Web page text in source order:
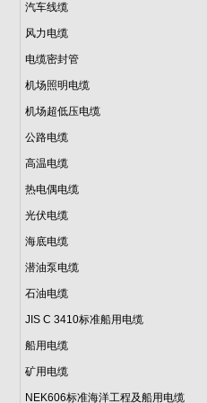
汽车线缆
风力电缆
电缆密封管
机场照明电缆
机场超低压电缆
公路电缆
高温电缆
热电偶电缆
光伏电缆
海底电缆
潜油泵电缆
石油电缆
JIS C 3410标准船用电缆
船用电缆
矿用电缆
NEK606标准海洋工程及船用电缆